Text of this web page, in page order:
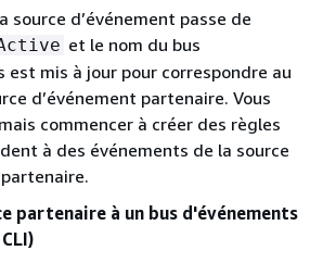
source d’événement passe de
et le nom du bus
est mis à jour pour correspondre au
d’événement partenaire. Vous
commencer à créer des règles
à des événements de la source
partenaire à un bus d'événements